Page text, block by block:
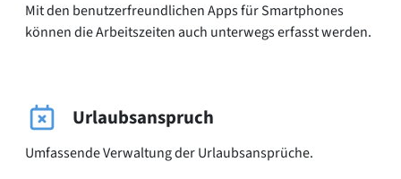
Mit den benutzerfreundlichen Apps für Smartphones
können die Arbeitszeiten auch unterwegs erfasst werden.
Urlaubsanspruch
Umfassende Verwaltung der Urlaubsansprüche.